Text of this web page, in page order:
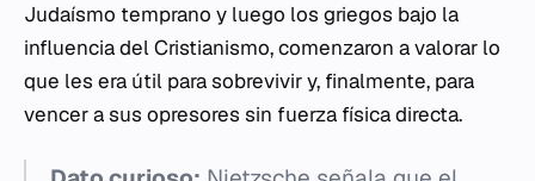
Judaísmo temprano y luego los griegos bajo la
influencia del Cristianismo, comenzaron a valorar lo
que les era útil para sobrevivir y, finalmente, para
vencer a sus opresores sin fuerza física directa.